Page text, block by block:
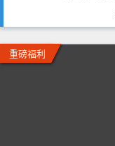
重磅福利